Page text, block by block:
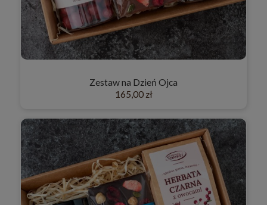
Zestaw na Dzień Ojca
165,00 zł